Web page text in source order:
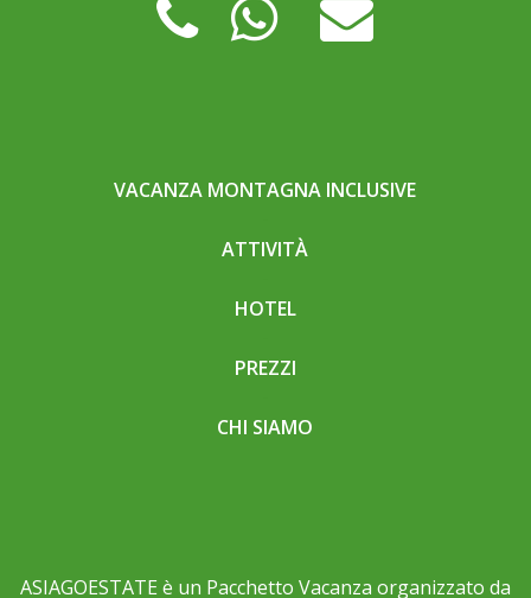
VACANZA MONTAGNA INCLUSIVE
ATTIVITÀ
HOTEL
PREZZI
CHI SIAMO
ASIAGOESTATE è un Pacchetto Vacanza organizzato da